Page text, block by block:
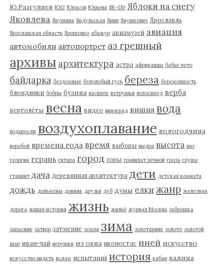
Ю.Разгуляев Ю12 Юрасов Юрьева ЯК-130 Яблоки на снегу
Яковлева Якушина Яндульская Янин Янушкевич Ярославль
Ярославская область Ярошенко абажур авиамузей авиация
автомобили автопортрет аз грешный
архивы архитектура астра африканцы бабье лето
байдарка бездомные белолобый гусь береза беременность
блондинки бобры бузина василек ватрушки велосипед верба
вертолёты весна видео виноград вишня вода
водоросли воздухоплавание вологодчина
воробей времена года время выборы выдра высота вяз
георгин герань гитара город горы гравилат речной гроза груша
гтацинт дача деревянная архитектура дети детская комната
дождь дольмены донник друзья дуб думы елки жанр железная
дорога живая история жизнь жильё журнал Москва заброшка
запасник затвор затмение земля зима золотарник золото золотой
шар иван-чай игрушки из окна иконостас иней искусство
искусство видеть ислам испытания история кабан калина